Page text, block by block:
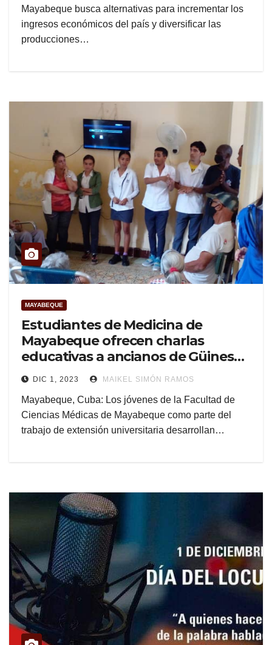
Mayabeque busca alternativas para incrementar los
ingresos económicos del país y diversificar las
producciones…
MAYABEQUE
Estudiantes de Medicina de
Mayabeque ofrecen charlas
educativas a ancianos de Güines
(+Audio y Fotos)
DIC 1, 2023 MAIKEL SIMÓN RAMOS
Mayabeque, Cuba: Los jóvenes de la Facultad de
Ciencias Médicas de Mayabeque como parte del
trabajo de extensión universitaria desarrollan…